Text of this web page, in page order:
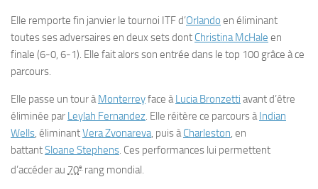
Elle remporte fin janvier le tournoi ITF d’Orlando en éliminant
toutes ses adversaires en deux sets dont Christina McHale en
finale (6-0, 6-1). Elle fait alors son entrée dans le top 100 grâce à ce
parcours.
Elle passe un tour à Monterreyface à Lucia Bronzetti avant d’être
éliminée par Leylah Fernandez . Elle réitère ce parcours à Indian
Wells , éliminantVera Zvonareva , puis à Charleston , en
battantSloane Stephens . Ces performances lui permettent
d’accéder au 70e rang mondial.